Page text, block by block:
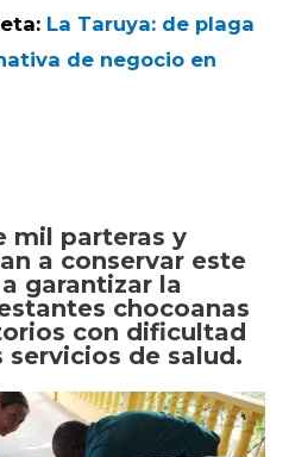
La Taruya: de plaga
de negocio en
mil parteras y
a conservar este
garantizar la
chocoanas
con dificultad
servicios de salud.